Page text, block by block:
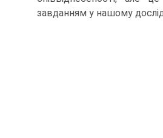
завданням у нашому